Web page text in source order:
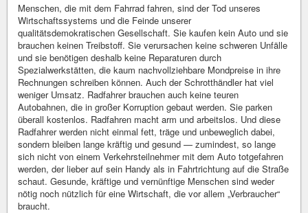
Menschen, die mit dem Fahrrad fahren, sind der Tod unseres
Wirtschaftssystems und die Feinde unserer
qualitätsdemokratischen Gesellschaft. Sie kaufen kein Auto und sie
brauchen keinen Treibstoff. Sie verursachen keine schweren Unfälle
und sie benötigen deshalb keine Reparaturen durch
Spezialwerkstätten, die kaum nachvollziehbare Mondpreise in ihre
Rechnungen schreiben können. Auch der Schrotthändler hat viel
weniger Umsatz. Radfahrer brauchen auch keine teuren
Autobahnen, die in großer Korruption gebaut werden. Sie parken
überall kostenlos. Radfahren macht arm und arbeitslos. Und diese
Radfahrer werden nicht einmal fett, träge und unbeweglich dabei,
sondern bleiben lange kräftig und gesund — zumindest, so lange
sich nicht von einem Verkehrsteilnehmer mit dem Auto totgefahren
werden, der lieber auf sein Handy als in Fahrtrichtung auf die Straße
schaut. Gesunde, kräftige und vernünftige Menschen sind weder
nötig noch nützlich für eine Wirtschaft, die vor allem „Verbraucher“
braucht.